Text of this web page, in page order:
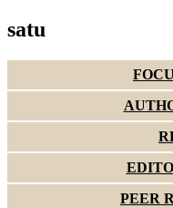
satu
PEER